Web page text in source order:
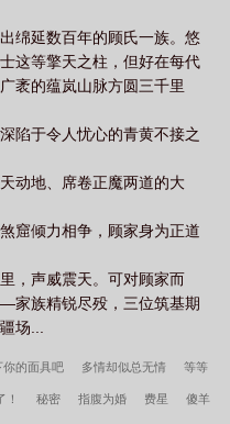
绵延数百年的顾氏一族。悠
这等擎天之柱，但好在每代
袤的蕴岚山脉方圆三千里
陷于令人忧心的青黄不接之
动地、席卷正魔两道的大
窟倾力相争，顾家身为正道
，声威震天。可对顾家而
家族精锐尽殁，三位筑基期
场...
你的面具吧 多情却似总无情 等等
秘密 指腹为婚 费星 傻羊